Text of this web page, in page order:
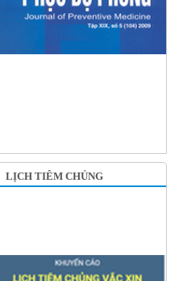
LỊCH TIÊM CHỦNG